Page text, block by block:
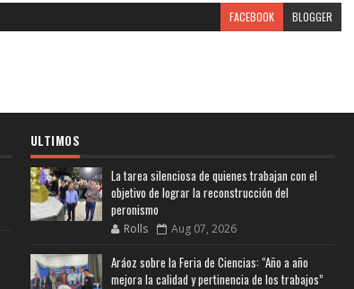
FACEBOOK BLOGGER
ULTIMOS
La tarea silenciosa de quienes trabajan con el
objetivo de lograr la reconstrucción del
peronismo
Rolls Aug 07, 2026
Aráoz sobre la Feria de Ciencias: “Año a año
mejora la calidad y pertinencia de los trabajos”